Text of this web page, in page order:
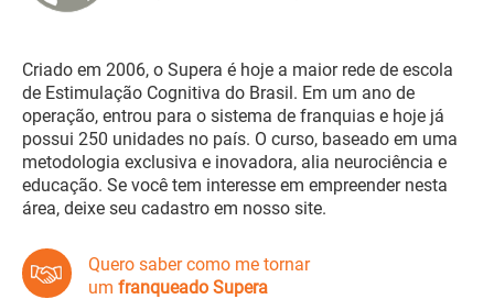
Criado em 2006, o Supera é hoje a maior rede de escola
de Estimulação Cognitiva do Brasil. Em um ano de
operação, entrou para o sistema de franquias e hoje já
possui 250 unidades no país. O curso, baseado em uma
metodologia exclusiva e inovadora, alia neurociência e
educação. Se você tem interesse em empreender nesta
área, deixe seu cadastro em nosso site.
Quero saber como me tornar
um franqueado Supera